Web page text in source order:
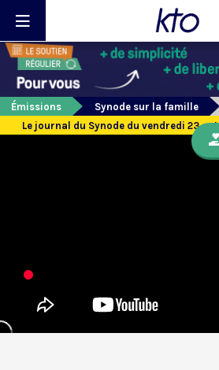
Émissions
Synode sur la famille
Le journal du Synode du vendredi 23